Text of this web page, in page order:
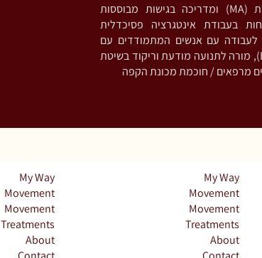
רות מעיין. פסיכותרפיסטית אינטגרטיבית (MA) ומדריכה בגישות מבוססות
בעבודת אינטגרציה פסיכדלית
לעבודה עם אנשים המתמודדים עם
חריקת שיניים ו/או הידוק לסתות (Bruxism), מורה לתנועה מודעת וריקוד בשיטת
My Way
Movement
Movement
Treatments
About
My Way
Movement
Movement
Treatments
About